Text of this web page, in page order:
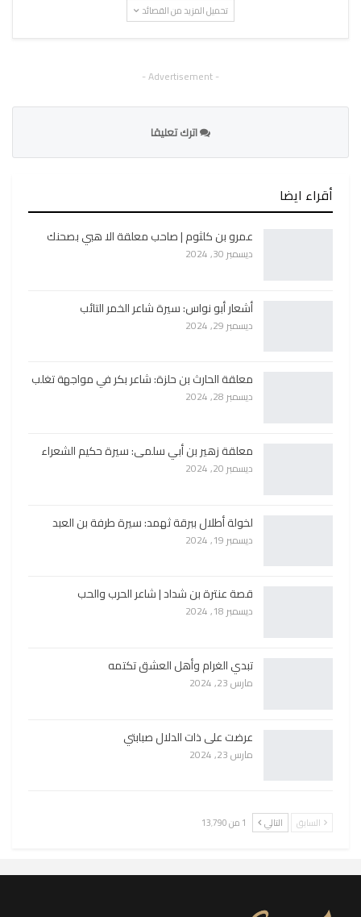
تحميل المزيد من القصائد
- Advertisement -
اترك تعليقا
أقراء ايضا
عمرو بن كلثوم | صاحب معلقة الا هبي بصحنك
ديسمبر 30, 2024
أشعار أبو نواس: سيرة شاعر الخمر التائب
ديسمبر 29, 2024
معلقة الحارث بن حلزة: شاعر بكر في مواجهة تغلب
ديسمبر 28, 2024
معلقة زهير بن أبي سلمى: سيرة حكيم الشعراء
ديسمبر 20, 2024
لخولة أطلال ببرقة ثهمد: سيرة طرفة بن العبد
ديسمبر 19, 2024
قصة عنترة بن شداد | شاعر الحرب والحب
ديسمبر 18, 2024
تبدي الغرام وأهل العشق تكتمه
مارس 23, 2024
عرضت على ذات الدلال صبابتي
مارس 23, 2024
السابق التالي 1 من 13٬790